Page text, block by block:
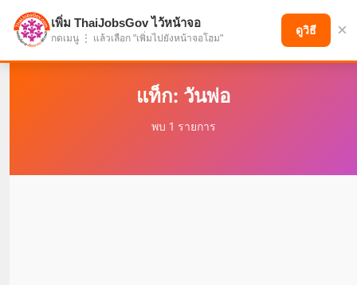
แบ่งปันโอกาส เพื่ออนาคตที่ก้าวหน้า
แท็ก: วันพ่อ
พบ 1 รายการ
เพิ่ม ThaiJobsGov ไว้หน้าจอ
กดเมนู ⋮ แล้วเลือก "เพิ่มไปยังหน้าจอโฮม"
ดูวิธี ×